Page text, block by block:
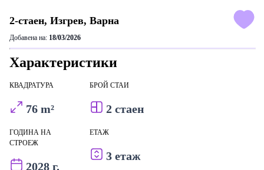
2-стаен, Изгрев, Варна
Добавена на: 18/03/2026
Характеристики
КВАДРАТУРА
76 m²
БРОЙ СТАИ
2 стаен
ГОДИНА НА
СТРОЕЖ
2028 г.
ЕТАЖ
3 етаж